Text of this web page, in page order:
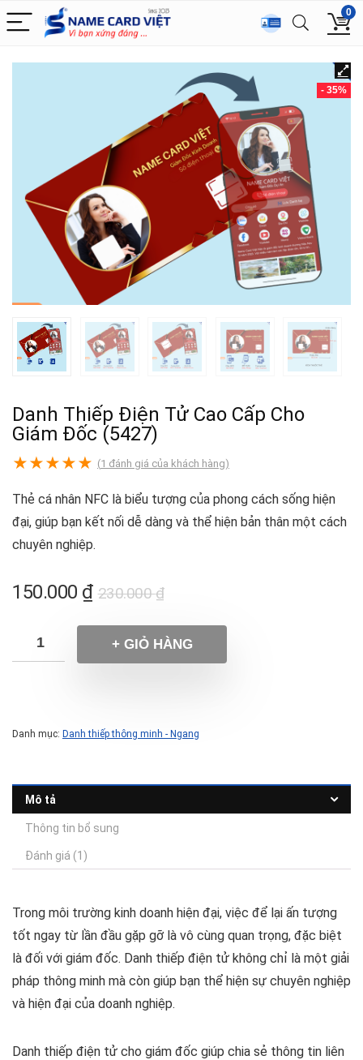
0
- 35%
Danh Thiếp Điện Tử Cao Cấp Cho
Giám Đốc (5427)
★★★★★ (1 đánh giá của khách hàng)
Thẻ cá nhân NFC là biểu tượng của phong cách sống hiện
đại, giúp bạn kết nối dễ dàng và thể hiện bản thân một cách
chuyên nghiệp.
230.000₫
150.000 ₫
+ GIỎ HÀNG
Danh mục: Danh thiếp thông minh - Ngang
Mô tả
Thông tin bổ sung
Đánh giá (1)
Trong môi trường kinh doanh hiện đại, việc để lại ấn tượng
tốt ngay từ lần đầu gặp gỡ là vô cùng quan trọng, đặc biệt
là đối với giám đốc. Danh thiếp điện tử không chỉ là một giải
pháp thông minh mà còn giúp bạn thể hiện sự chuyên nghiệp
và hiện đại của doanh nghiệp.
Danh thiếp điện tử cho giám đốc giúp chia sẻ thông tin liên